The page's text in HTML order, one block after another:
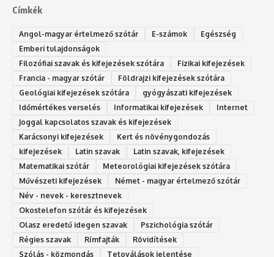
Címkék
Angol-magyar értelmező szótár E-számok
Egészség
Emberi tulajdonságok
Filozófiai szavak és kifejezések szótára
Fizikai kifejezések
Francia - magyar szótár
Földrajzi kifejezések szótára
Geológiai kifejezések szótára
gyógyászati kifejezések
Időmértékes verselés
Informatikai kifejezések
Internet
Joggal kapcsolatos szavak és kifejezések
Karácsonyi kifejezések
Kert és növénygondozás
kifejezések
Latin szavak
Latin szavak, kifejezések
Matematikai szótár
Meteorológiai kifejezések szótára
Művészeti kifejezések
Német - magyar értelmező szótár
Név - nevek - keresztnevek
Okostelefon szótár és kifejezések
Olasz eredetű idegen szavak
Ps‮gólohciz‬ia s‮átóz‬r
Régies szavak
Rímfajták
Rövidítések
Szólás - közmondás
Tetoválások jelentése